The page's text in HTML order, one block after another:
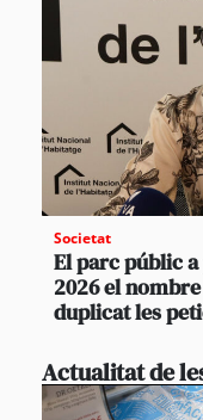
Societat
El parc públic
2026 el
duplicat les
Actualitat de